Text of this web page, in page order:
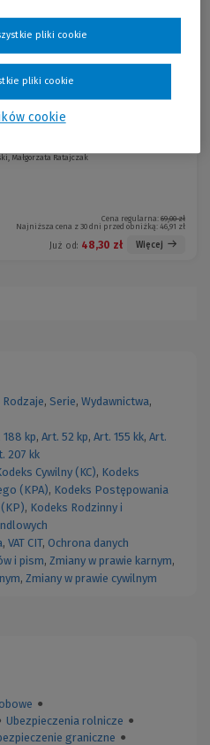
Najniższa cena z 30 dni przed obniżką:
społeczna. Wybrane
Małgorzata Ratajczak
Cena regularna: 69,00 zł
Najniższa cena z 30 dni przed obniżką: 46,91 zł
Już od: 48,30 zł Więcej
Rodzaje, Serie, Wydawnictwa,
188 kp, Art. 52 kp, Art. 155 kk, Art.
207 kk
Cywilny (KC), Kodeks
(KPA), Kodeks Postępowania
, Kodeks Rodzinny i
, VAT CIT, Ochrona danych
i pism, Zmiany w prawie karnym,
, Zmiany w prawie cywilnym
●
Ubezpieczenia rolnicze ●
graniczne ●
cookie
pliki cookie
pliki cookie